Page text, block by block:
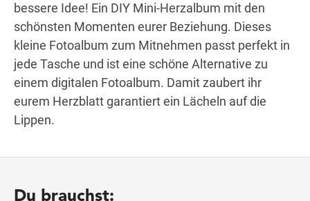
bessere Idee! Ein DIY Mini-Herzalbum mit den
schönsten Momenten eurer Beziehung. Dieses
kleine Fotoalbum zum Mitnehmen passt perfekt in
jede Tasche und ist eine schöne Alternative zu
einem digitalen Fotoalbum. Damit zaubert ihr
eurem Herzblatt garantiert ein Lächeln auf die
Lippen.
Du brauchst: